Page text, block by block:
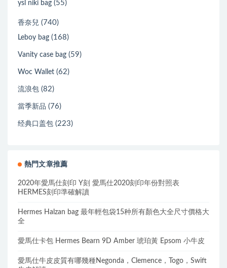
ysl niki bag (55)
香奈兒 (740)
Leboy bag (168)
Vanity case bag (59)
Woc Wallet (62)
流浪包 (82)
當季新品 (76)
经典口盖包 (223)
熱門文章推薦
2020年愛馬仕刻印 Y刻 愛馬仕2020刻印年份對照表
HERMES刻印準確解讀
Hermes Halzan bag 最年輕包袋15种所有顏色大全尺寸價格大
全
愛馬仕卡包 Hermes Bearn 9D Amber 琥珀黃 Epsom 小牛皮
愛馬仕牛皮皮質有哪幾種Negonda，Clemence，Togo，Swift